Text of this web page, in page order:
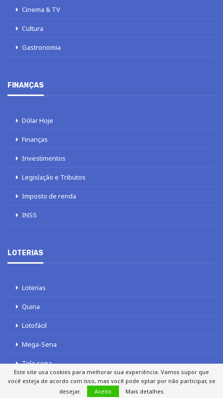
Cinema & TV
Cultura
Gastronomia
FINANÇAS
Dólar Hoje
Finanças
Investimentos
Legislação e Tributos
Imposto de renda
INSS
LOTERIAS
Loterias
Quina
Lotofácil
Mega-Sena
Tele sena
Este site usa cookies para melhorar sua experiência. Vamos supor que
você esteja de acordo com isso, mas você pode optar por não participar, se
desejar.
Aceito Mais detalhes